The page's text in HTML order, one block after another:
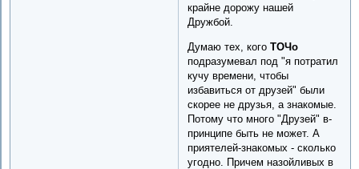
крайне дорожу нашей
Дружбой.
Думаю тех, когоТОЧо
подразумевал под "я потратил
кучу времени, чтобы
избавиться от друзей" были
скорее не друзья, а знакомые.
Потому что много "Друзей" в-
принципе быть не может. А
приятелей-знакомых - сколько
угодно. Причем назойливых в